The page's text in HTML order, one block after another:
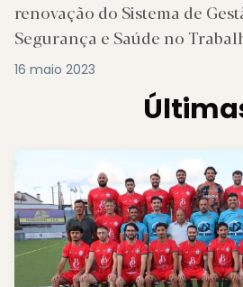
renovação do Sistema de
Segurança e Saúde no
16 maio 2023